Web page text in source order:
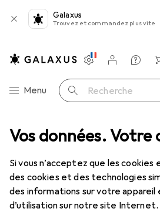
Vos données. Votre
Si vous n’acceptez que les cookies
des cookies et des technologies
des informations sur votre
d’utilisation sur notre site Internet.
Galaxus
Trouvez et commandez plus vite
Navigation par catégorie
Menu Recherche
Paramètres
Compte client
Listes de
Listes d'envies
Panier
Color Expert 2 Walzen Polyst 10cm
Color Expert2
mm, Ø 17
10 cm